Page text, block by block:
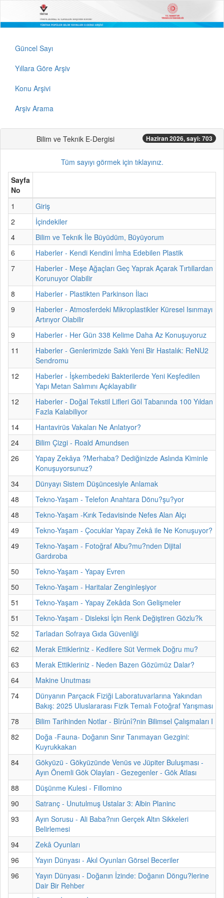
Güncel Sayı
Yıllara Göre Arşiv
Konu Arşivi
Arşiv Arama
Bilim ve Teknik E-Dergisi Haziran 2026, sayi: 703
Tüm sayıyı görmek için tıklayınız.
Sayfa
No
1
Giriş
2
İçindekiler
4
Bilim ve Teknik İle Büyüdüm, Büyüyorum
6
Haberler - Kendi Kendini İmha Edebilen Plastik
7
Haberler - Meşe Ağaçları Geç Yaprak Açarak Tırtıllardan
Korunuyor Olabilir
8
Haberler - Plastikten Parkinson İlacı
9
Haberler - Atmosferdeki Mikroplastikler Küresel Isınmayı
Artırıyor Olabilir
9
Haberler - Her Gün 338 Kelime Daha Az Konuşuyoruz
11
Haberler - Genlerimizde Saklı Yeni Bir Hastalık: ReNU2
Sendromu
12
Haberler - İşkembedeki Bakterilerde Yeni Keşfedilen
Yapı Metan Salımını Açıklayabilir
12
Haberler - Doğal Tekstil Lifleri Göl Tabanında 100 Yıldan
Fazla Kalabiliyor
14
Hantavirüs Vakaları Ne Anlatıyor?
24
Bilim Çizgi - Roald Amundsen
26
Yapay Zekâya ?Merhaba? Dediğinizde Aslında Kiminle
Konuşuyorsunuz?
34
Dünyayı Sistem Düşüncesiyle Anlamak
48
Tekno-Yaşam - Telefon Anahtara Dönu?şu?yor
48
Tekno-Yaşam -Kırık Tedavisinde Nefes Alan Alçı
49
Tekno-Yaşam - Çocuklar Yapay Zekâ ile Ne Konuşuyor?
49
Tekno-Yaşam - Fotoğraf Albu?mu?nden Dijital
Gardıroba
50
Tekno-Yaşam - Yapay Evren
50
Tekno-Yaşam - Haritalar Zenginleşiyor
51
Tekno-Yaşam - Yapay Zekâda Son Gelişmeler
51
Tekno-Yaşam - Disleksi İçin Renk Değiştiren Gözlu?k
52
Tarladan Sofraya Gıda Güvenliği
62
Merak Ettikleriniz - Kedilere Süt Vermek Doğru mu?
63
Merak Ettikleriniz - Neden Bazen Gözümüz Dalar?
64
Makine Unutması
74
Dünyanın Parçacık Fiziği Laboratuvarlarına Yakından
Bakış: 2025 Uluslararası Fizik Temalı Fotoğraf Yarışması
78
Bilim Tarihinden Notlar - Bîrûnî?nin Bilimsel Çalışmaları I
82
Doğa -Fauna- Doğanın Sınır Tanımayan Gezgini:
Kuyrukkakan
84
Gökyüzü - Gökyüzünde Venüs ve Jüpiter Buluşması -
Ayın Önemli Gök Olayları - Gezegenler - Gök Atlası
88
Düşünme Kulesi - Fillomino
90
Satranç - Unutulmuş Ustalar 3: Albin Planinc
93
Ayın Sorusu - Ali Baba?nın Gerçek Altın Sikkeleri
Belirlemesi
94
Zekâ Oyunları
96
Yayın Dünyası - Akıl Oyunları Görsel Beceriler
96
Yayın Dünyası - Doğanın İzinde: Doğanın Döngu?lerine
Dair Bir Rehber